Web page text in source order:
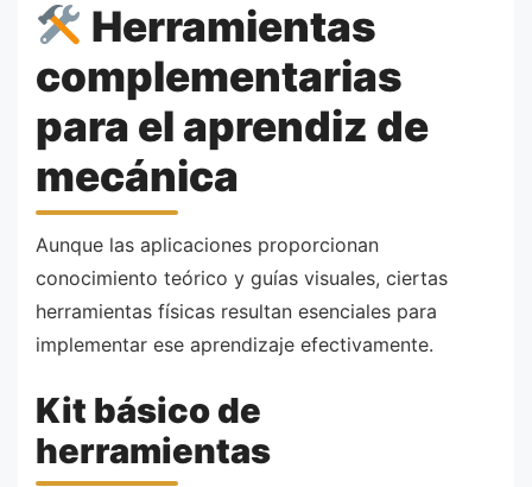
Herramientas
complementarias
para el aprendiz de
mecánica
Aunque las aplicaciones proporcionan
conocimiento teórico y guías visuales, ciertas
herramientas físicas resultan esenciales para
implementar ese aprendizaje efectivamente.
Kit básico de
herramientas